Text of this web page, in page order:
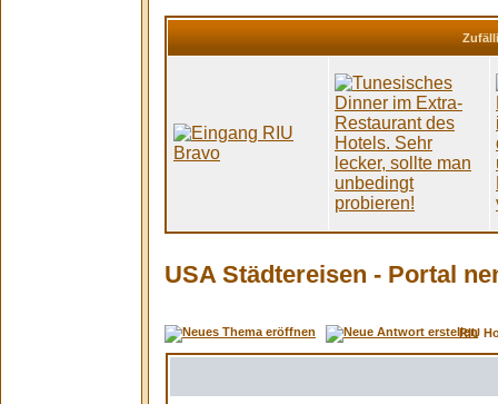
USA Städtereisen - Portal
RIU